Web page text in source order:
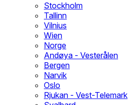
Stockholm
Tallinn
Vilnius
Wien
Norge
Andøya - Vesterålen
Bergen
Narvik
Oslo
Rjukan - Vest-Telemark